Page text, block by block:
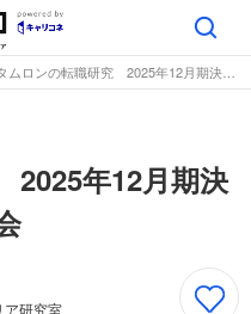
ムロンの転職研究 2025年12月期決算に見るキャリア機会
年12月期決
ア研究室